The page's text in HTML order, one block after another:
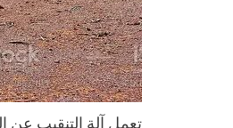
تعمل آلة التنقيب عن